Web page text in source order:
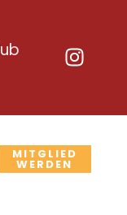
MITGLIED
WERDEN